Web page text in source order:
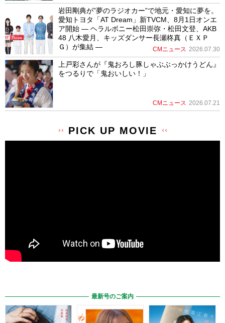
岩田剛典が”夢のラジオカー”で地元・愛知に夢を。
愛知トヨタ「AT Dream」新TVCM、8月1日オンエ
ア開始 ― ヘラルボニー松田崇弥・松田文登、AKB
48 八木愛月、キッズダンサー長瀬柊真（ＥＸＰ
Ｇ）が集結 ―
CMニュース 2026.07.30
上戸彩さんが『鬼おろし豚しゃぶぶっかけうどん』
をつるりで「鬼おいしい！」
CMニュース 2026.07.21
PICK UP MOVIE
最新号のご案内